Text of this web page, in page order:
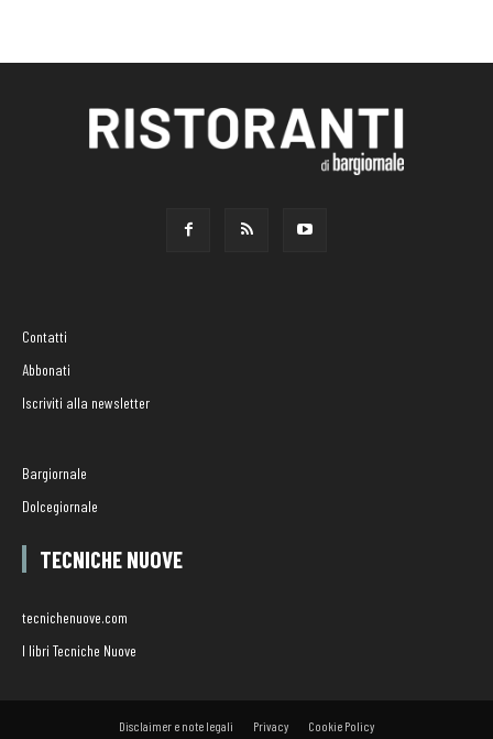
Contatti
Abbonati
Iscriviti alla newsletter
Bargiornale
Dolcegiornale
TECNICHE NUOVE
tecnichenuove.com
I libri Tecniche Nuove
Disclaimer e note legali Privacy Cookie Policy